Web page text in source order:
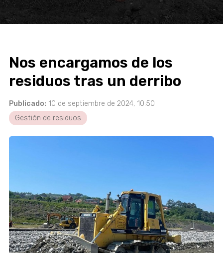
Nos encargamos de los
residuos tras un derribo
Publicado: 10 de septiembre de 2024, 10:50
Gestión de residuos